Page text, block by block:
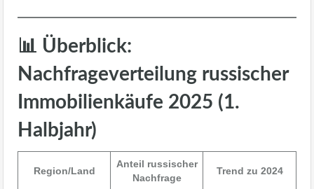
📊 Überblick:
Nachfrageverteilung russischer
Immobilienkäufe 2025 (1.
Halbjahr)
Region/Land
Anteil russischer
Nachfrage
Trend zu 2024